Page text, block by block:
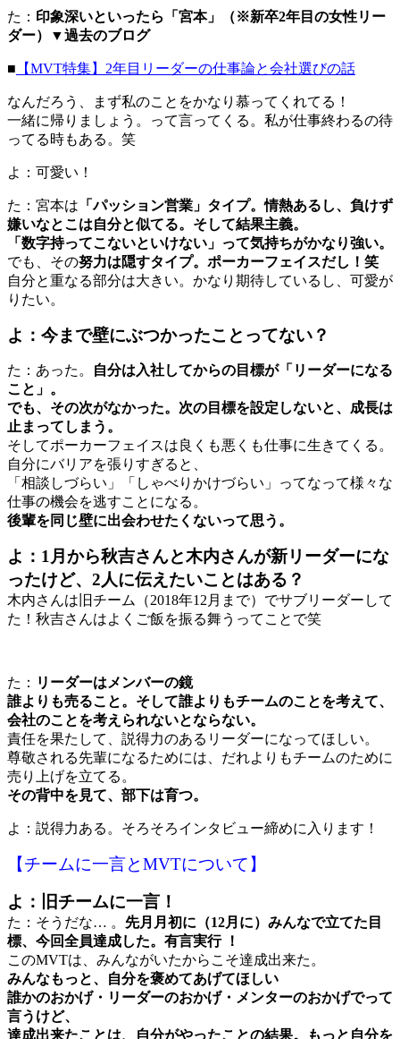
た： 印象深いといったら「宮本」（※新卒2年目の女性リー
ダー）▼過去のブログ
■ 【MVT特集】2年目リーダーの仕事論と会社選びの話
なんだろう、まず私のことをかなり慕ってくれてる！
一緒に帰りましょう。って言ってくる。私が仕事終わるの待
ってる時もある。笑
よ：可愛い！
た：宮本は 「パッション営業」タイプ。情熱あるし、負けず
嫌いなとこは自分と似てる。そして結果主義。
「数字持ってこないといけない」って気持ちがかなり強い。
でも、その努力は隠すタイプ。ポーカーフェイスだし！笑
自分と重なる部分は大きい。かなり期待しているし、可愛が
りたい。
よ：今まで壁にぶつかったことってない？
た：あった。
自分は入社してからの目標が「リーダーになる
こと」。
でも、その次がなかった。次の目標を設定しないと、成長は
止まってしまう。
そしてポーカーフェイスは良くも悪くも仕事に生きてくる。
自分にバリアを張りすぎると、
「相談しづらい」「しゃべりかけづらい」ってなって様々な
仕事の機会を逃すことになる。
後輩を同じ壁に出会わせたくないって思う。
よ：1月から秋吉さんと木内さんが新リーダーにな
ったけど、2人に伝えたいことはある？
木内さんは旧チーム（2018年12月まで）でサブリーダーして
た！秋吉さんはよくご飯を振る舞うってことで笑
た： リーダーはメンバーの鏡
誰よりも売ること。そして誰よりもチームのことを考えて、
会社のことを考えられないとならない。
責任を果たして、説得力のあるリーダーになってほしい。
尊敬される先輩になるためには、だれよりもチームのために
売り上げを立てる。
その背中を見て、部下は育つ。
よ：説得力ある。そろそろインタビュー締めに入ります！
【チームに一言とMVTについて】
よ：旧チームに一言！
た：そうだな… 。 先月月初に（12月に）みんなで立てた目
標、今回全員達成した。有言実行 ！
このMVTは、みんながいたからこそ達成出来た。
みんなもっと、自分を褒めてあげてほしい
誰かのおかげ・リーダーのおかげ・メンターのおかげでって
言うけど、
達成出来たことは、自分がやったことの結果。もっと自分を